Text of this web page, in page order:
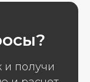
и получи